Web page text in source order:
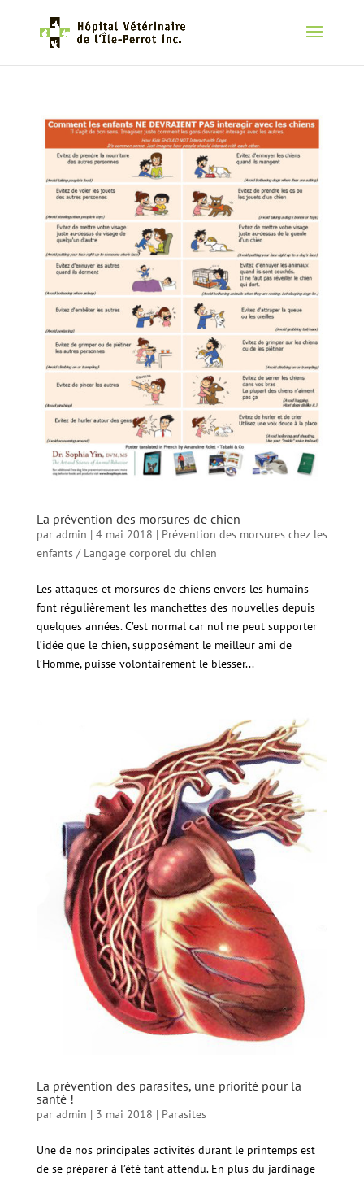
La prévention des morsures de chien
par admin | 4 mai 2018 | Prévention des morsures chez les
enfants / Langage corporel du chien
Les attaques et morsures de chiens envers les humains
font régulièrement les manchettes des nouvelles depuis
quelques années. C’est normal car nul ne peut supporter
l’idée que le chien, supposément le meilleur ami de
l’Homme, puisse volontairement le blesser...
La prévention des parasites, une priorité pour la
santé !
par admin | 3 mai 2018 | Parasites
Une de nos principales activités durant le printemps est
de se préparer à l’été tant attendu. En plus du jardinage